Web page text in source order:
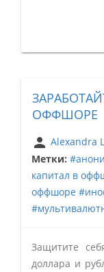
ОФФШОРЕ
person Alexandra
Метки:
капитал в
оффшоре
Защитите
доллара и